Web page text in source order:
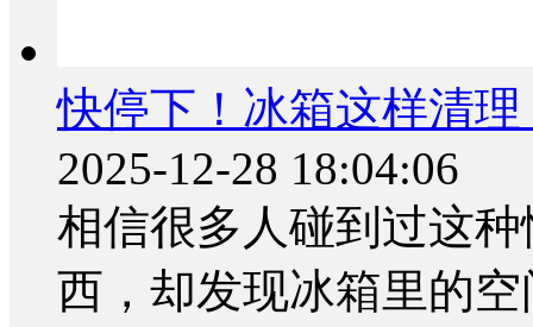
快停下！冰箱这样清
2025-12-28 18:04:06
相信很多人碰到过这
西，却发现冰箱里的